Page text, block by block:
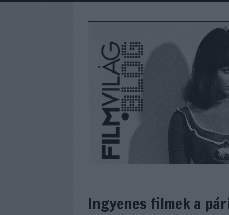
Ingyenes filmek a